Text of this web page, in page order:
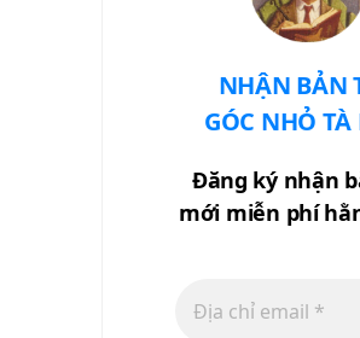
NHẬN BẢN
GÓC NHỎ
Đăng ký nhận
mới miễn phí